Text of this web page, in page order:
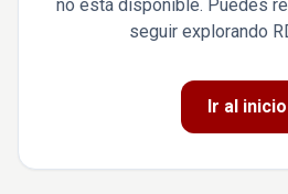
no está disponible. Puedes
seguir explorando
Ir al inicio